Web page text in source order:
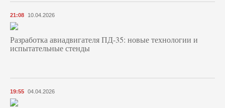
21:08 10.04.2026
Разработка авиадвигателя ПД-35: новые технологии и
испытательные стенды
19:55 04.04.2026